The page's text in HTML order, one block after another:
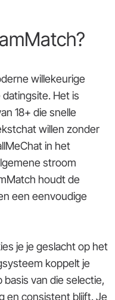
willekeurige
Het is
18+ die snelle
willen zonder
in het
stroom
houdt de
een eenvoudige
je je geslacht op het
koppelt je
van die selectie,
en consistent blijft. Je